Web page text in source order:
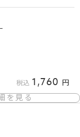
税込 1,760
を見る